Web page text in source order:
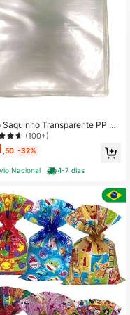
Transparente PP Ce
20x30 50 unidades
(100+)
,50 -32%
Nacional 4-7 dias